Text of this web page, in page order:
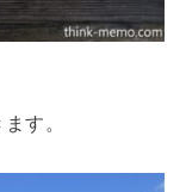
す。